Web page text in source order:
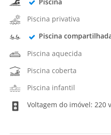
Piscina privativa
Piscina
Piscina aquecida
Piscina coberta
Piscina infantil
Voltagem do imóvel: 220